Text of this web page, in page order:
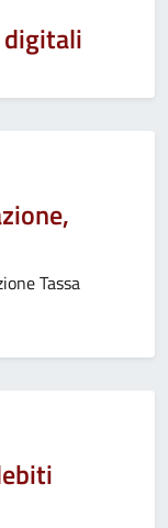
digitali
Tassa